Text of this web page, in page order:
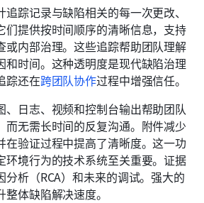
追踪记录与缺陷相关的每一次更改、
们提供按时间顺序的清晰信息，支持
或内部治理。这些追踪帮助团队理解
和时间。这种透明度是现代缺陷治理
踪还在跨团队协作过程中增强信任。
、日志、视频和控制台输出帮助团队
而无需长时间的反复沟通。附件减少
在验证过程中提高了清晰度。这一功
环境行为的技术系统至关重要。证据
分析（RCA）和未来的调试。强大的
体缺陷解决速度。